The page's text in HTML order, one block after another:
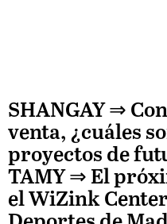
SHANGAY ⇒
venta, ¿cuáles
proyectos de
TAMY⇒ El
el WiZink